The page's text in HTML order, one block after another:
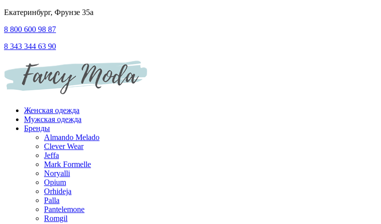
Екатеринбург, Фрунзе 35а
8 800 600 98 87
8 343 344 63 90
Женская одежда
Мужская одежда
Бренды
Almando Melado
Clever Wear
Jeffa
Mark Formelle
Noryalli
Opium
Orhideja
Palla
Pantelemone
Romgil